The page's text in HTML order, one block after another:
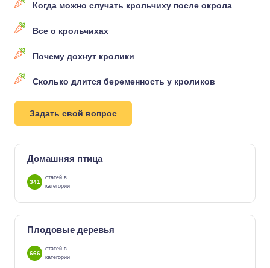
Когда можно случать крольчиху после окрола
Все о крольчихах
Почему дохнут кролики
Сколько длится беременность у кроликов
Задать свой вопрос
Домашняя птица
341
статей в
категории
Плодовые деревья
666
статей в
категории